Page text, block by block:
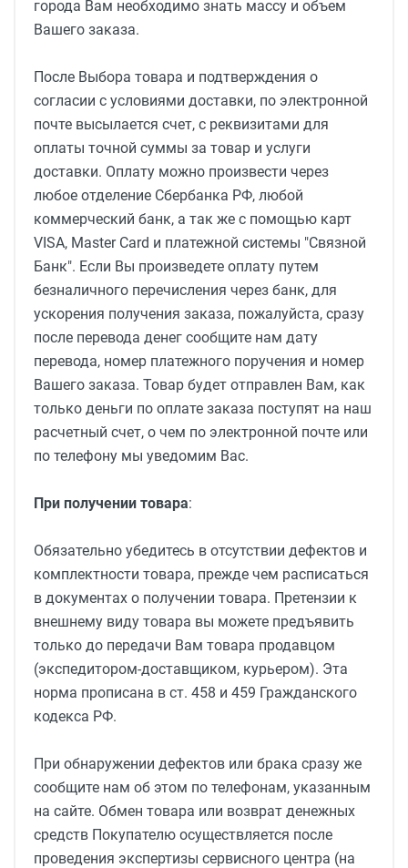
города Вам необходимо знать массу и объем
Вашего заказа.
После Выбора товара и подтверждения о
согласии с условиями доставки, по электронной
почте высылается счет, с реквизитами для
оплаты точной суммы за товар и услуги
доставки. Оплату можно произвести через
любое отделение Сбербанка РФ, любой
коммерческий банк, а так же с помощью карт
VISA, Master Card и платежной системы "Связной
Банк". Если Вы произведете оплату путем
безналичного перечисления через банк, для
ускорения получения заказа, пожалуйста, сразу
после перевода денег сообщите нам дату
перевода, номер платежного поручения и номер
Вашего заказа. Товар будет отправлен Вам, как
только деньги по оплате заказа поступят на наш
расчетный счет, о чем по электронной почте или
по телефону мы уведомим Вас.
При получении товара:
Обязательно убедитесь в отсутствии дефектов и
комплектности товара, прежде чем расписаться
в документах о получении товара. Претензии к
внешнему виду товара вы можете предъявить
только до передачи Вам товара продавцом
(экспедитором-доставщиком, курьером). Эта
норма прописана в ст. 458 и 459 Гражданского
кодекса РФ.
При обнаружении дефектов или брака сразу же
сообщите нам об этом по телефонам, указанным
на сайте. Обмен товара или возврат денежных
средств Покупателю осуществляется после
проведения экспертизы сервисного центра (на